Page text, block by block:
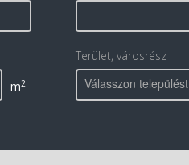
m2
Terület, városrész
Válasszon települést